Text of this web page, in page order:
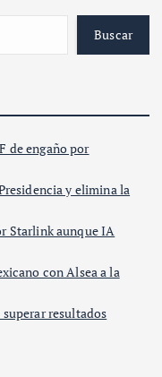
Buscar
de engaño por
y elimina la
Starlink aunque IA
con Alsea a la
resultados